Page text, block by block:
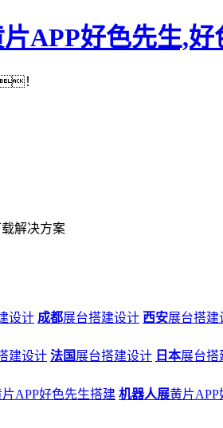
APP好色先生,
！
解决方案
设计 成都展台搭建设计 西安展台搭建
建设计 法国 展台搭建设计 日本展台搭
片APP好色先生搭建 机器人展黄片